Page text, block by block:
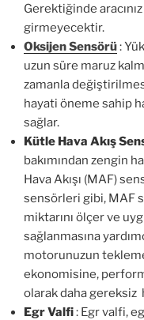
Gerektiğinde
girmeyecektir.
Oksijen Sensörü:
uzun süre maruz
zamanla
hayati öneme sahip
sağlar.
Kütle Hava Akış
bakımından zengin
Hava Akışı (MAF)
sensörleri gibi, MAF
miktarını ölçer ve
sağlanmasına
motorunuzun
ekonomisine,
olarak daha gereksiz
Egr Valfi: Egr valfi,